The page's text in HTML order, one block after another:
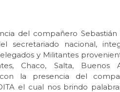
del compañero
secretariado nacional,
y Militantes
Chaco, Salta, Buenos
la presencia del
el cual nos brindo